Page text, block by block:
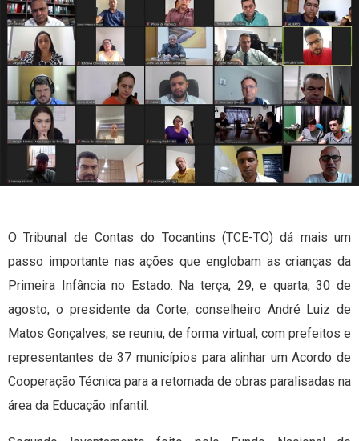
O Tribunal de Contas do Tocantins (TCE-TO) dá mais um
passo importante nas ações que englobam as crianças da
Primeira Infância no Estado. Na terça, 29, e quarta, 30 de
agosto, o presidente da Corte, conselheiro André Luiz de
Matos Gonçalves, se reuniu, de forma virtual, com prefeitos e
representantes de 37 municípios para alinhar um Acordo de
Cooperação Técnica para a retomada de obras paralisadas na
área da Educação infantil.